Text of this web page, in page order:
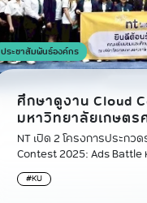
ประชาสัมพันธ์องค์กร
ศึกษาดูงาน Cloud
มหาวิทยาลัยเกษตร
NT เปิด 2 โครงการประกวดระดับชาติ
Contest 2025: Ads
มีเดีย และ การประกวดแผนธุรกิจอวกาศ SPACE QUEST
2025 เสริมศักยภาพคนรุ่นใหม่
#KU